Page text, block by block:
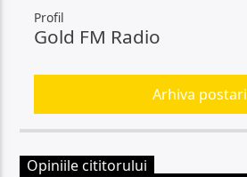
Profil
Gold FM Radio
Arhiva postari
Opiniile cititorului